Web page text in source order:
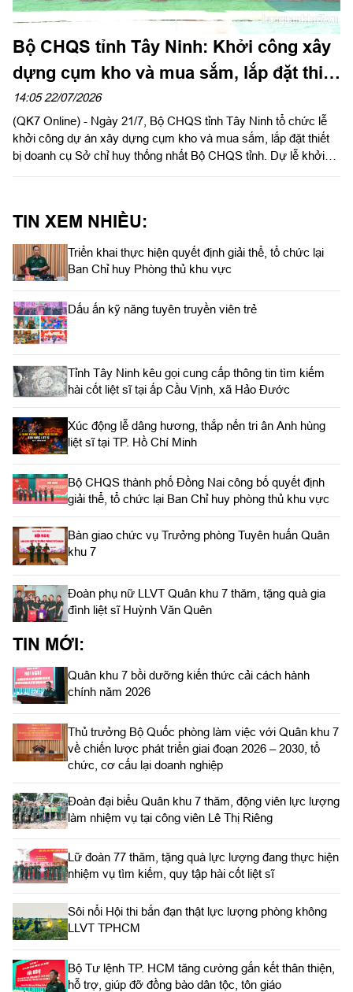
Bộ CHQS tỉnh Tây Ninh: Khởi công xây
dựng cụm kho và mua sắm, lắp đặt thiết
bị doanh cụ
14:05 22/07/2026
(QK7 Online) - Ngày 21/7, Bộ CHQS tỉnh Tây Ninh tổ chức lễ
khởi công dự án xây dựng cụm kho và mua sắm, lắp đặt thiết
bị doanh cụ Sở chỉ huy thống nhất Bộ CHQS tỉnh. Dự lễ khởi
TIN XEM NHIỀU:
Triển khai thực hiện quyết định giải thể, tổ chức lại
Ban Chỉ huy Phòng thủ khu vực
Dấu ấn kỹ năng tuyên truyền viên trẻ
Tỉnh Tây Ninh kêu gọi cung cấp thông tin tìm kiếm
hài cốt liệt sĩ tại ấp Cầu Vịnh, xã Hảo Đước
Xúc động lễ dâng hương, thắp nến tri ân Anh hùng
liệt sĩ tại TP. Hồ Chí Minh
Bộ CHQS thành phố Đồng Nai công bố quyết định
giải thể, tổ chức lại Ban Chỉ huy phòng thủ khu vực
Bàn giao chức vụ Trưởng phòng Tuyên huấn Quân
khu 7
Đoàn phụ nữ LLVT Quân khu 7 thăm, tặng quà gia
đình liệt sĩ Huỳnh Văn Quên
TIN MỚI:
Quân khu 7 bồi dưỡng kiến thức cải cách hành
chính năm 2026
Thủ trưởng Bộ Quốc phòng làm việc với Quân khu 7
về chiến lược phát triển giai đoạn 2026 – 2030, tổ
chức, cơ cấu lại doanh nghiệp
Đoàn đại biểu Quân khu 7 thăm, động viên lực lượng
làm nhiệm vụ tại công viên Lê Thị Riêng
Lữ đoàn 77 thăm, tặng quà lực lượng đang thực hiện
nhiệm vụ tìm kiếm, quy tập hài cốt liệt sĩ
Sôi nổi Hội thi bắn đạn thật lực lượng phòng không
LLVT TPHCM
Bộ Tư lệnh TP. HCM tăng cường gắn kết thân thiện,
hỗ trợ, giúp đỡ đồng bào dân tộc, tôn giáo